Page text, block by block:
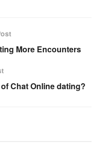
More Encounters
Chat Online dating?